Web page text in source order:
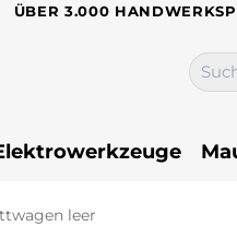
ÜBER 3.000
Suchen
nach:
leer